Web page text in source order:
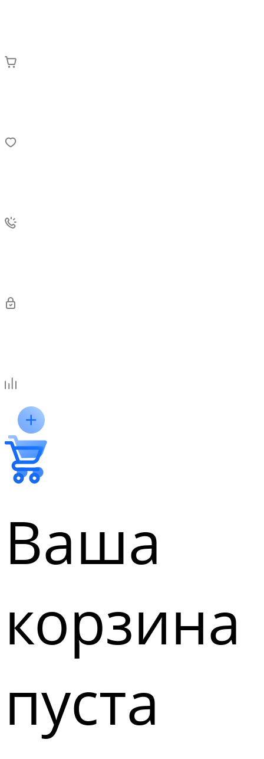
Ваша
корзина
пуста